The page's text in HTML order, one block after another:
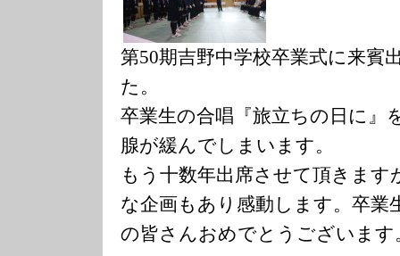
第50期吉野中学校卒業式に来賓
た。
卒業生の合唱『旅立ちの日に』
腺が緩んでしまいます。
もう十数年出席させて頂きま
な企画もあり感動します。卒業
の皆さんおめでとうございます